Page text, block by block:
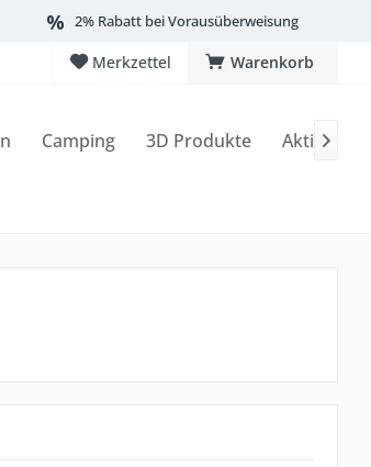
2% Rabatt bei Vorausüberweisung
Warenkorb
Merkzettel
Camping 3D Produkte Aktionen
